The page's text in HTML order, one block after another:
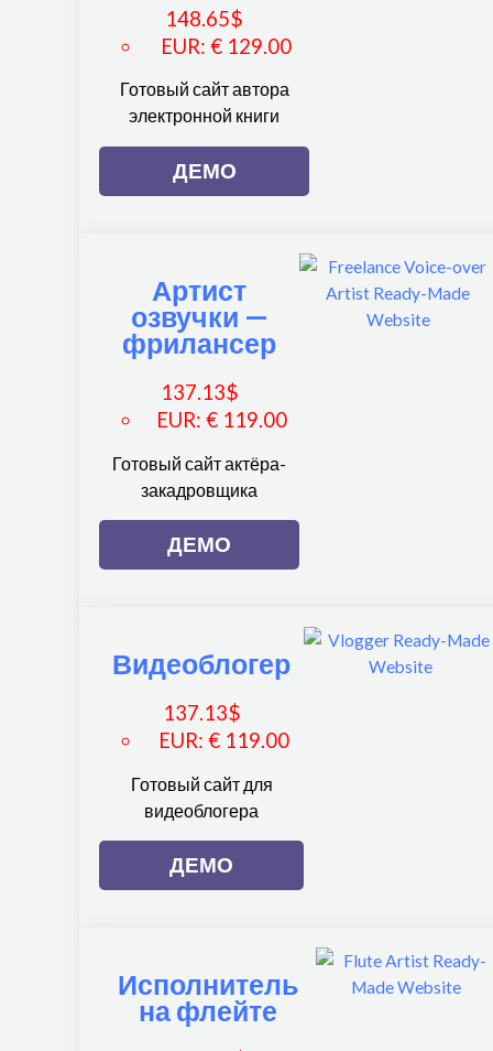
148.65$
EUR:€ 129.00
Готовый сайт автора
электронной книги
ДЕМО
Артист
озвучки —
фрилансер
137.13$
EUR: € 119.00
Готовый сайт актёра-
закадровщика
ДЕМО
Видеоблогер
137.13$
EUR: € 119.00
Готовый сайт для
видеоблогера
ДЕМО
Исполнитель
на флейте